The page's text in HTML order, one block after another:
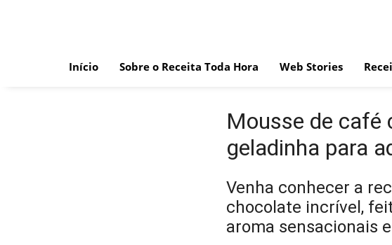
Início Sobre o Receita Toda Hora Web Stories
Mousse de café
geladinha para
Venha conhecer a
chocolate incrível,
aroma sensacionais